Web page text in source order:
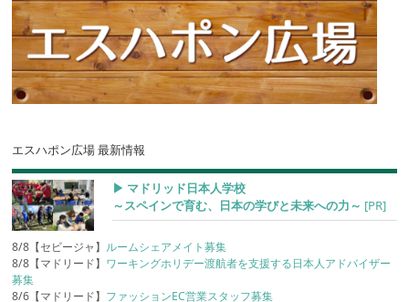
エスハポン広場 最新情報
▶︎ マドリッド日本人学校
～スペインで育む、日本の学びと未来への力～ [PR]
8/8【セビージャ】 ルームシェアメイト募集
8/8【マドリード】 ワーキングホリデー渡航者を支援する日本人アドバイザー
募集
8/6【マドリード】 ファッションEC営業スタッフ募集